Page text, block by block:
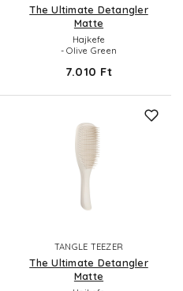
The Ultimate Detangler
Matte
Hajkefe
- Olive Green
7.010 Ft
TANGLE TEEZER
The Ultimate Detangler
Matte